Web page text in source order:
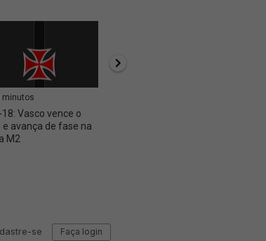
minutos
Vasco vence o
e avança de fase na
M2